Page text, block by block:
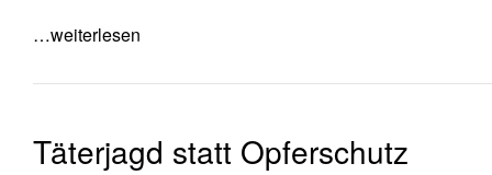
…weiterlesen
Täterjagd statt Opferschutz